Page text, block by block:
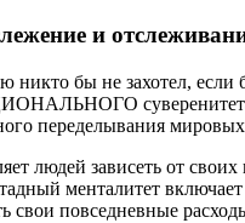
и
бы не захотел,
переделывания
людей зависеть от
менталитет
повседневные